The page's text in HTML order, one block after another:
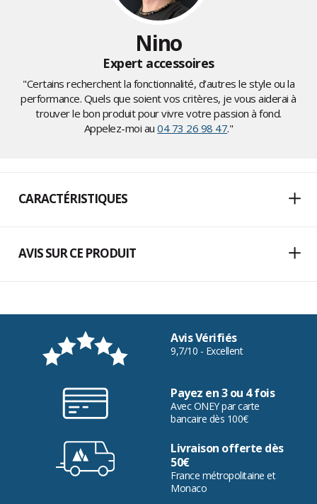
Nino
Expert accessoires
"Certains recherchent la fonctionnalité, d’autres le style ou la
performance. Quels que soient vos critères, je vous aiderai à
trouver le bon produit pour vivre votre passion à fond.
Appelez-moi au04 73 26 98 47."
CARACTÉRISTIQUES
AVIS SUR CE PRODUIT
Avis Vérifiés
9,7/10 - Excellent
Payez en 3 ou 4 fois
Avec ONEY par carte
bancaire dès 100€
Livraison offerte dès
50€
France métropolitaine et
Monaco